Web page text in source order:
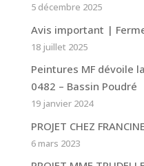
5 décembre 2025
Avis important |
18 juillet 2025
Peintures MF dévoile
0482 – Bassin Poudré
19 janvier 2024
PROJET CHEZ
6 mars 2023